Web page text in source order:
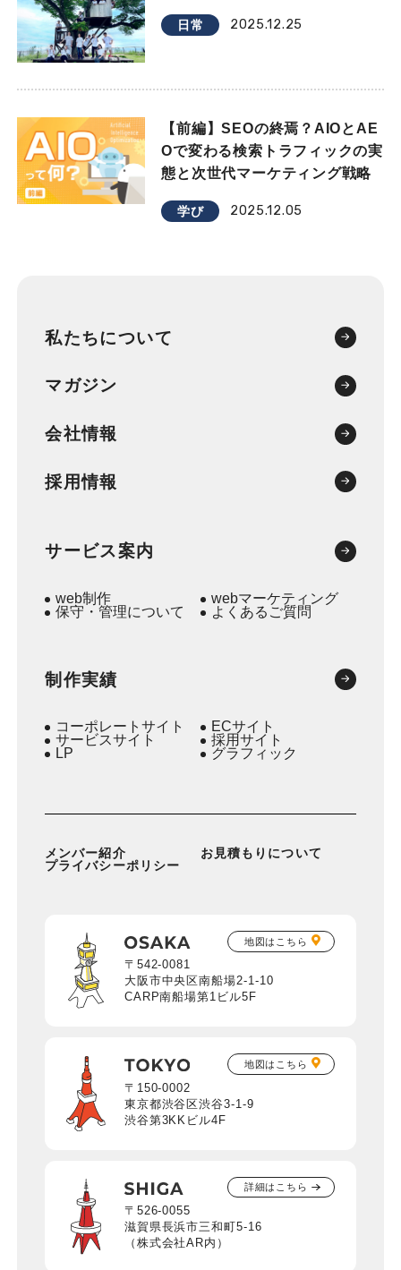
日常 2025.12.25
【前編】SEOの終焉？AIOとAE
Oで変わる検索トラフィックの実
態と次世代マーケティング戦略
学び 2025.12.05
私たちについて
マガジン
会社情報
採用情報
サービス案内
web制作
webマーケティング
保守・管理について
よくあるご質問
制作実績
コーポレートサイト
ECサイト
サービスサイト
採用サイト
LP
グラフィック
メンバー紹介
お見積もりについて
プライバシーポリシー
地図はこちら
〒542-0081
大阪市中央区南船場2-1-10
CARP南船場第1ビル5F
地図はこちら
〒150-0002
東京都渋谷区渋谷3-1-9
渋谷第3KKビル4F
詳細はこちら
〒526-0055
滋賀県長浜市三和町5-16
（株式会社AR内）